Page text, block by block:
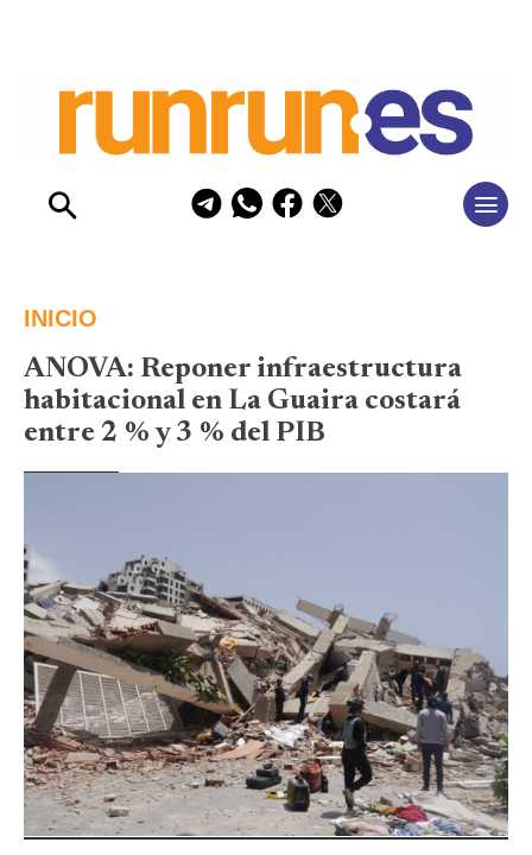
INICIO
ANOVA: Reponer infraestructura
habitacional en La Guaira costará
entre 2 % y 3 % del PIB